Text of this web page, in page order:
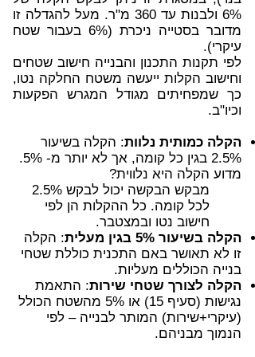
6% ולבנות עד 360 מ"ר. מעל להגדלה זו
מדובר בסטייה ניכרת (6% בעבור שטח
עיקרי).
לפי תקנות התכנון והבנייה חישוב שטחים
וחישוב הקלות ייעשה משטח החלקה נטו,
כך שמפחיתים מגודל המגרש הפקעות
וכיו"ב.
הקלה כמותית נלוות: הקלה בשיעור
2.5% בגין כל קומה, אך לא יותר מ- 5%.
מדוע הקלה היא נלווית?
מבקש הבקשה יכול לבקש 2.5%
לכל קומה. כל ההקלות הן לפי
חישוב נטו ובמצטבר.
הקלה בשיעור 5% בגין מעלית
: הקלה
זו לא תאושר באם התכנית כוללת שטחי
בנייה הכוללים מעליות.
הקלה לצורך שטחי שירות: התאמת
נגישות (סעיף 15) או 5% מהשטח הכולל
(עיקרי+שירות) המותר לבנייה – לפי
הנמוך מבניהם.